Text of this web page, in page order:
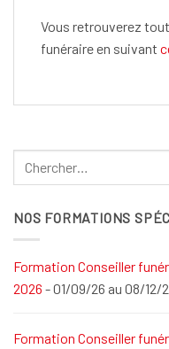
Vous retrouverez
funéraire en suivant
NOS FORMATIONS
Formation Conseiller
2026 - 01/09/26 au 08/12/
Formation Conseiller